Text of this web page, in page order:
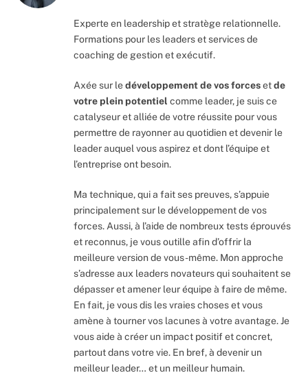
Experte en leadership et stratège relationnelle.
Formations pour les leaders et services de
coaching de gestion et exécutif.
Axée sur ledéveloppement de vos forcesetde
votre plein potentiel comme leader, je suis ce
catalyseur et alliée de votre réussite pour vous
permettre de rayonner au quotidien et devenir le
leader auquel vous aspirez et dont l’équipe et
l’entreprise ont besoin.
Ma technique, qui a fait ses preuves, s’appuie
principalement sur le développement de vos
forces. Aussi, à l’aide de nombreux tests éprouvés
et reconnus, je vous outille afin d’offrir la
meilleure version de vous-même. Mon approche
s’adresse aux leaders novateurs qui souhaitent se
dépasser et amener leur équipe à faire de même.
En fait, je vous dis les vraies choses et vous
amène à tourner vos lacunes à votre avantage. Je
vous aide à créer un impact positif et concret,
partout dans votre vie. En bref, à devenir un
meilleur leader… et un meilleur humain.